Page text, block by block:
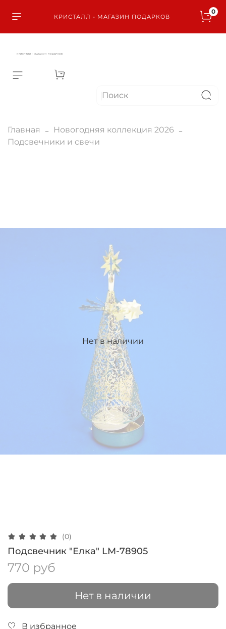
КРИСТАЛЛ - МАГАЗИН ПОДАРКОВ
0
КРИСТАЛЛ - МАГАЗИН ПОДАРКОВ
Главная
Новогодняя коллекция 2026
Подсвечники и свечи
Нет в наличии
(0)
Подсвечник "Елка" LM-78905
770 руб
Нет в наличии
В избранное